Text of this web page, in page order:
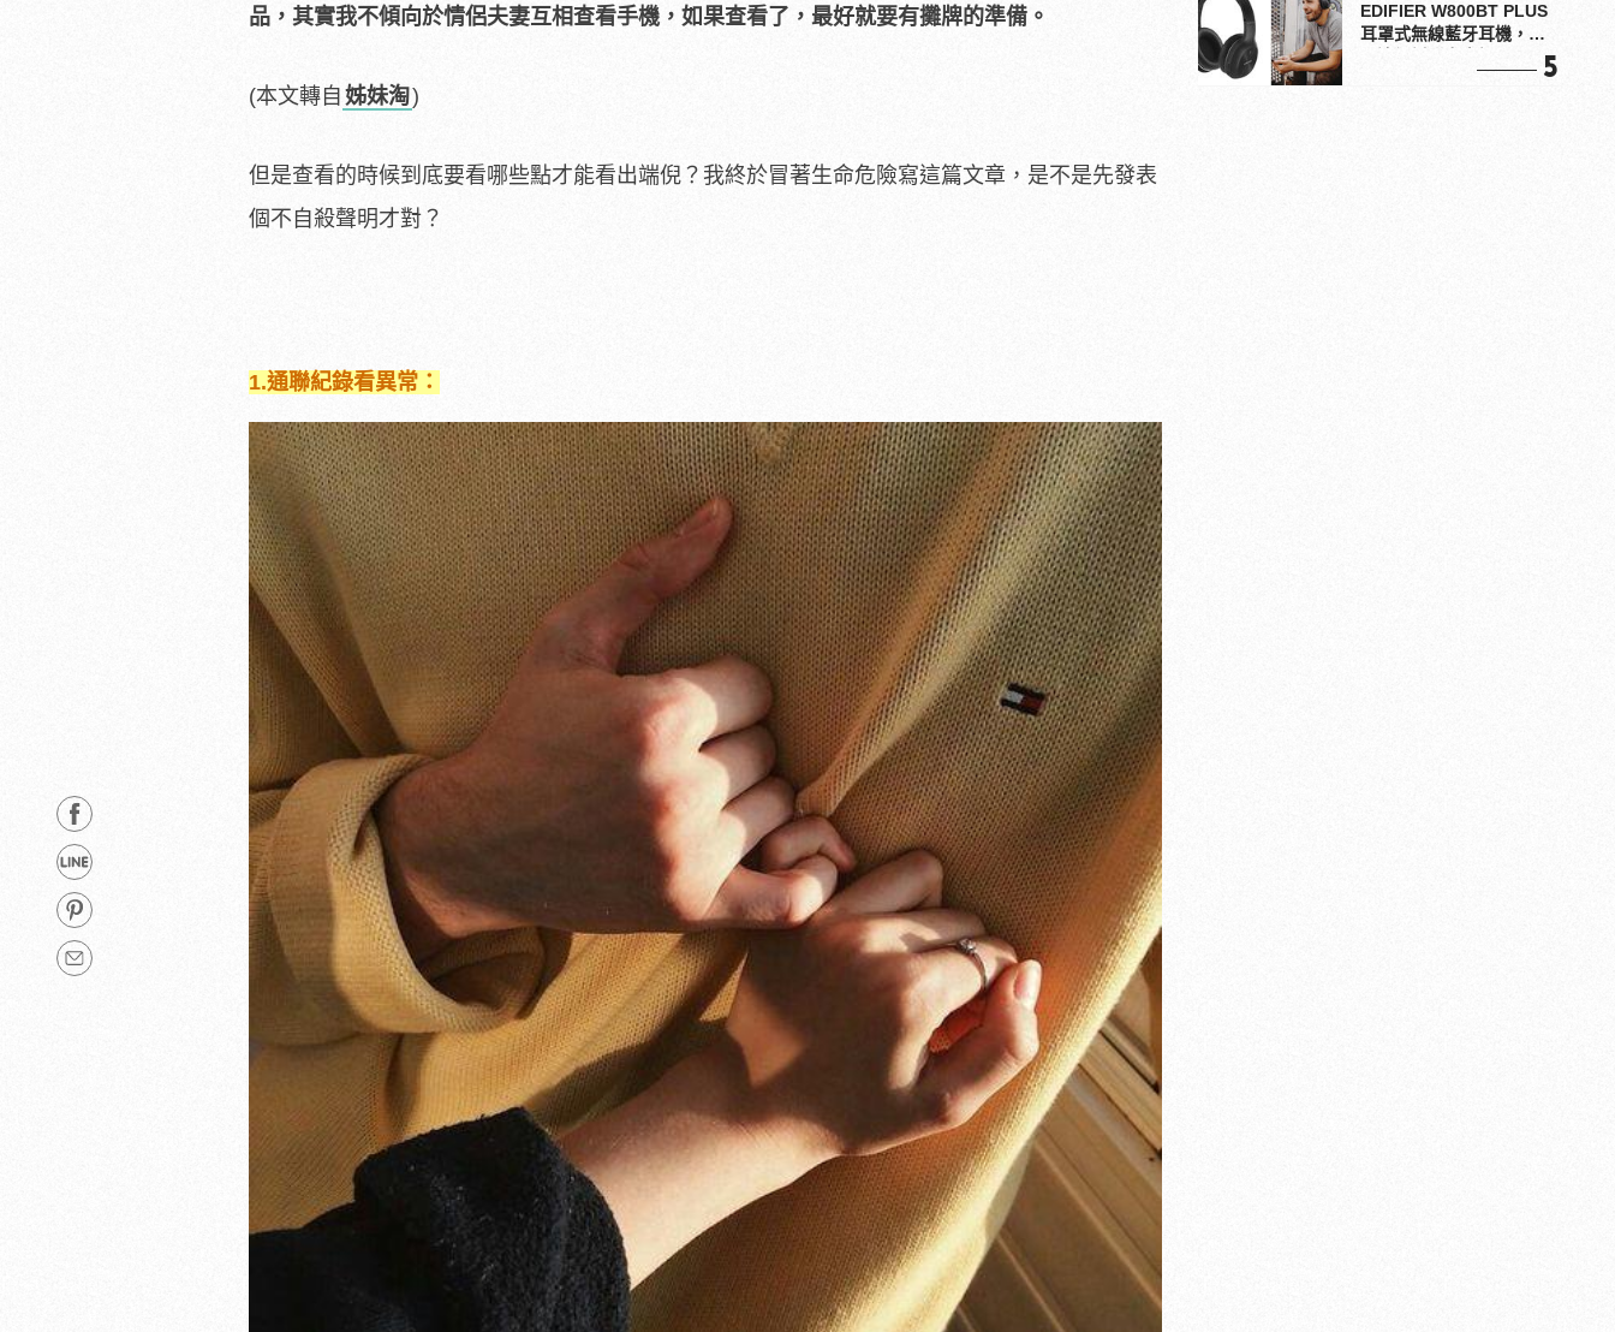
品，其實我不傾向於情侶夫妻互相查看手機，如果查看了，最好就要有攤牌的準備。
(本文轉自 姊妹淘)
但是查看的時候到底要看哪些點才能看出端倪？我終於冒著生命危險寫這篇文章，是不是先發表
個不自殺聲明才對？
1.通聯紀錄看異常：
EDIFIER W800BT PLUS
耳罩式無線藍牙耳機，在
5